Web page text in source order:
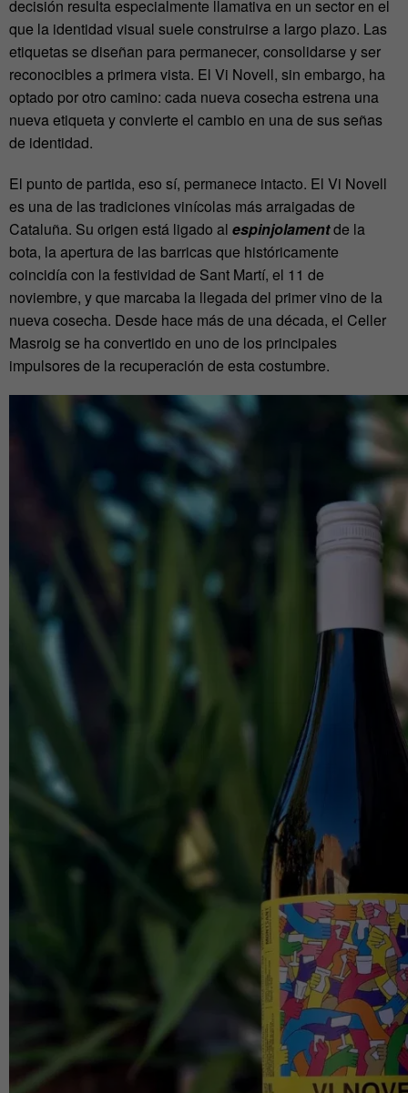
decisión resulta especialmente llamativa en un sector en el
que la identidad visual suele construirse a largo plazo. Las
etiquetas se diseñan para permanecer, consolidarse y ser
reconocibles a primera vista. El Vi Novell, sin embargo, ha
optado por otro camino: cada nueva cosecha estrena una
nueva etiqueta y convierte el cambio en una de sus señas
de identidad.
El punto de partida, eso sí, permanece intacto. El Vi Novell
es una de las tradiciones vinícolas más arraigadas de
Cataluña. Su origen está ligado al espinjolamentde la
bota, la apertura de las barricas que históricamente
coincidía con la festividad de Sant Martí, el 11 de
noviembre, y que marcaba la llegada del primer vino de la
nueva cosecha. Desde hace más de una década, el Celler
Masroig se ha convertido en uno de los principales
impulsores de la recuperación de esta costumbre.